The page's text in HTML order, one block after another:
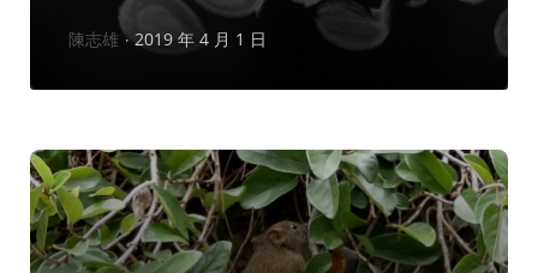
作
陳志雄 2019 年 4 月 1 日